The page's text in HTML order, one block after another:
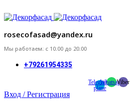
rosecofasad@yandex.ru
Мы работаем: с 10:00 до 20:00
+79261954335
Telegram-
plane
WhatsappViber
Вход / Регистрация